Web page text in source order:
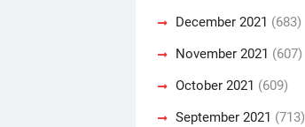
December 2021 (683)
November 2021 (607)
October 2021 (609)
September 2021 (713)